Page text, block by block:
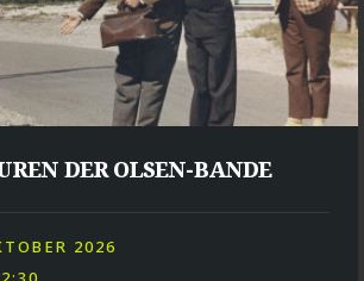
DER OLSEN-BANDE
2026